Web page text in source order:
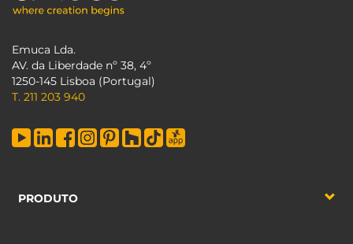
Emuca Lda.
AV. da Liberdade nº 38, 4º
1250-145 Lisboa (Portugal)
T. 211 203 940
PRODUTO